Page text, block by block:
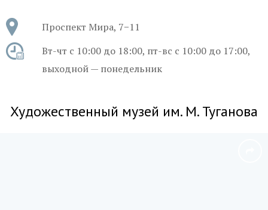
Проспект Мира, 7−11
Вт-чт с 10:00 до 18:00, пт-вс с 10:00 до 17:00,
выходной — понедельник
Художественный музей им. М. Туганова